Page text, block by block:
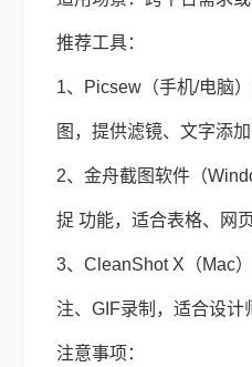
推荐工具：
1、Picsew（手机/电脑
图，提供滤镜、文字添加
2、金舟截图软件（
捉 功能，适合表格、网
3、CleanShot X（Mac
注、GIF录制，适合设计
注意事项：